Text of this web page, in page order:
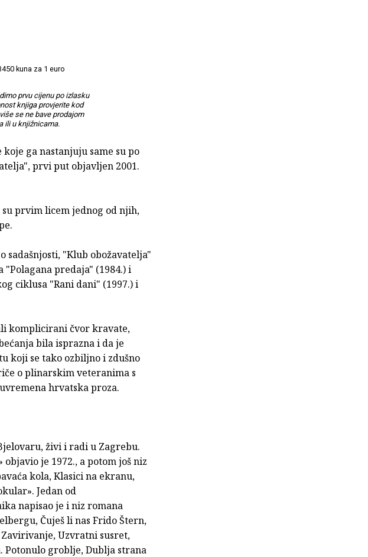
kuna za 1 euro
prvu cijenu po izlasku
knjiga provjerite kod
se ne bave prodajom
ili u knjižnicama.
ga nastanjuju same su po
prvi put objavljen 2001.
prvim licem jednog od njih,
sadašnjosti, "Klub obožavatelja"
predaja" (1984.) i
ciklusa "Rani dani" (1997.) i
komplicirani čvor kravate,
bila isprazna i da je
koji se tako ozbiljno i zdušno
o plinarskim veteranima s
hrvatska proza.
živi i radi u Zagrebu.
je 1972., a potom još niz
kola, Klasici na ekranu,
Jedan od
napisao je i niz romana
Čuješ li nas Frido Štern,
Uzvratni susret,
Potonulo groblje, Dublja strana